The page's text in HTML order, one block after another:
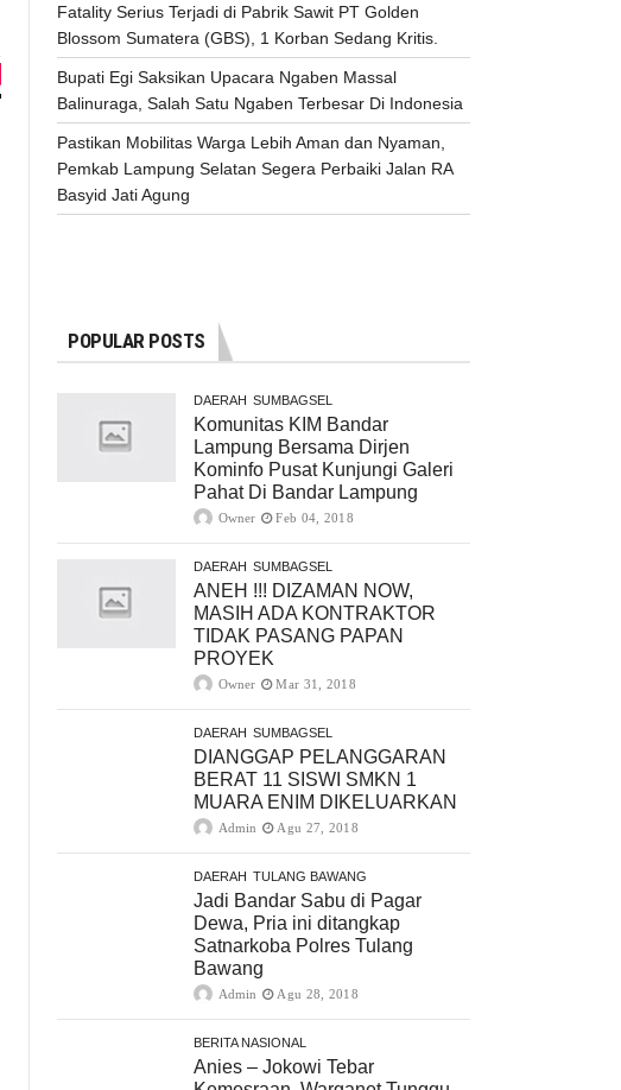
Fatality Serius Terjadi di Pabrik Sawit PT Golden
Blossom Sumatera (GBS), 1 Korban Sedang Kritis.
Bupati Egi Saksikan Upacara Ngaben Massal
Balinuraga, Salah Satu Ngaben Terbesar Di Indonesia
Pastikan Mobilitas Warga Lebih Aman dan Nyaman,
Pemkab Lampung Selatan Segera Perbaiki Jalan RA
Basyid Jati Agung
POPULAR POSTS
DAERAH SUMBAGSEL
Komunitas KIM Bandar
Lampung Bersama Dirjen
Kominfo Pusat Kunjungi Galeri
Pahat Di Bandar Lampung
Owner Feb 04, 2018
DAERAH SUMBAGSEL
ANEH !!! DIZAMAN NOW,
MASIH ADA KONTRAKTOR
TIDAK PASANG PAPAN
PROYEK
Owner Mar 31, 2018
DAERAH SUMBAGSEL
DIANGGAP PELANGGARAN
BERAT 11 SISWI SMKN 1
MUARA ENIM DIKELUARKAN
Admin Agu 27, 2018
DAERAH TULANG BAWANG
Jadi Bandar Sabu di Pagar
Dewa, Pria ini ditangkap
Satnarkoba Polres Tulang
Bawang
Admin Agu 28, 2018
BERITA NASIONAL
Anies – Jokowi Tebar